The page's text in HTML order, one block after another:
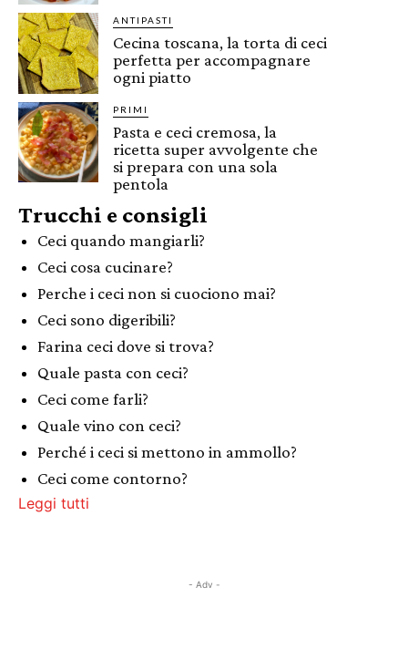
ANTIPASTI
Cecina toscana, la torta di ceci
perfetta per accompagnare
ogni piatto
PRIMI
Pasta e ceci cremosa, la
ricetta super avvolgente che
si prepara con una sola
pentola
Trucchi e consigli
Ceci quando mangiarli?
Ceci cosa cucinare?
Perche i ceci non si cuociono mai?
Ceci sono digeribili?
Farina ceci dove si trova?
Quale pasta con ceci?
Ceci come farli?
Quale vino con ceci?
Perché i ceci si mettono in ammollo?
Ceci come contorno?
Leggi tutti
- Adv -